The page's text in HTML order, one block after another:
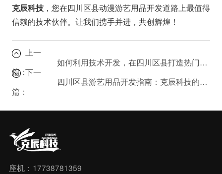
克辰科技，您在四川区县动漫游艺用品开发道路上最值得
信赖的技术伙伴。让我们携手并进，共创辉煌！
上一
篇：
如何利用技术开发，在四川区县打造热门动漫游艺产品？
下一
篇：
四川区县游艺用品开发指南：克辰科技的技术支持全解析
座机：17738781359